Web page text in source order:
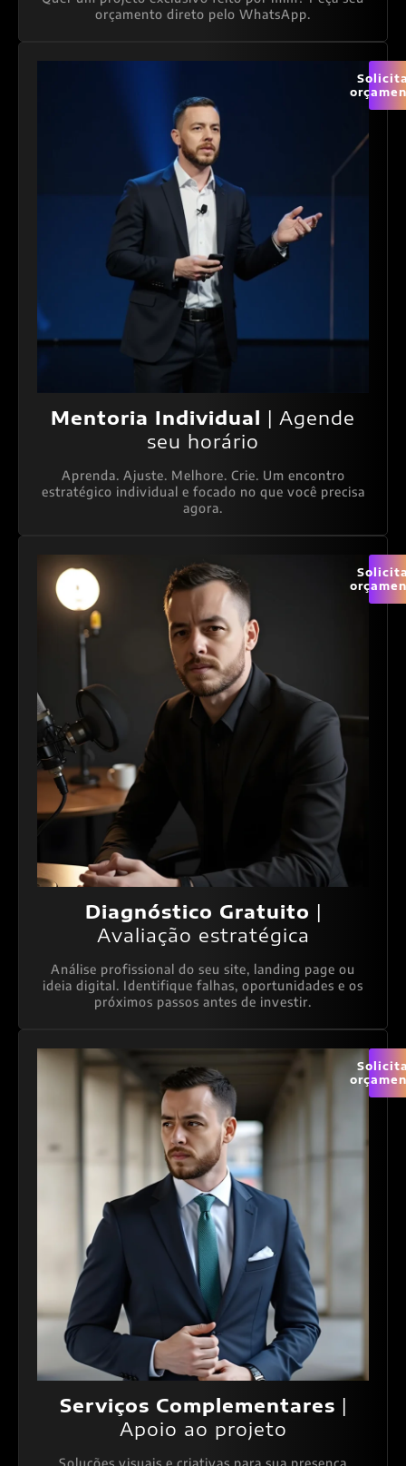
orçamento direto pelo WhatsApp.
Mentoria Individual | Agende
seu horário
Aprenda. Ajuste. Melhore. Crie. Um encontro
estratégico individual e focado no que você precisa
agora.
Diagnóstico Gratuito |
Avaliação estratégica
Análise profissional do seu site, landing page ou
ideia digital. Identifique falhas, oportunidades e os
próximos passos antes de investir.
Serviços Complementares |
Apoio ao projeto
Soluções visuais e criativas para sua presença